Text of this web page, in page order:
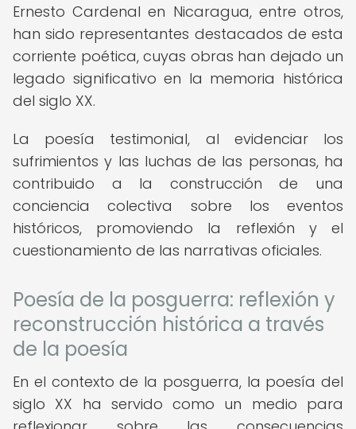
Ernesto Cardenal en Nicaragua, entre otros,
han sido representantes destacados de esta
corriente poética, cuyas obras han dejado un
legado significativo en la memoria histórica
del siglo XX.
La poesía testimonial, al evidenciar los
sufrimientos y las luchas de las personas, ha
contribuido a la construcción de una
conciencia colectiva sobre los eventos
históricos, promoviendo la reflexión y el
cuestionamiento de las narrativas oficiales.
Poesía de la posguerra: reflexión y
reconstrucción histórica a través
de la poesía
En el contexto de la posguerra, la poesía del
siglo XX ha servido como un medio para